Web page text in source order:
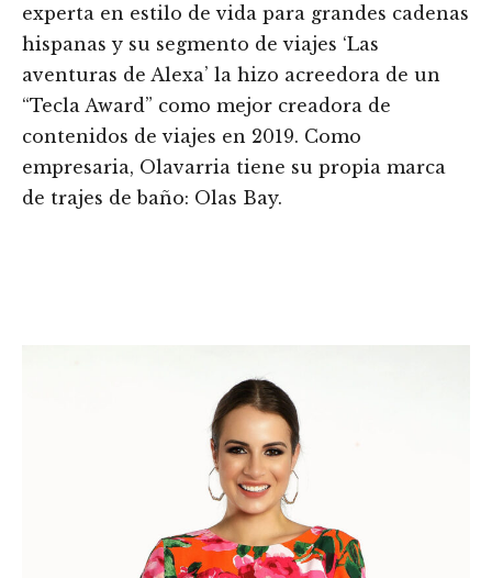
experta en estilo de vida para grandes cadenas
hispanas y su segmento de viajes ‘Las
aventuras de Alexa’ la hizo acreedora de un
“Tecla Award” como mejor creadora de
contenidos de viajes en 2019. Como
empresaria, Olavarria tiene su propia marca
de trajes de baño: Olas Bay.